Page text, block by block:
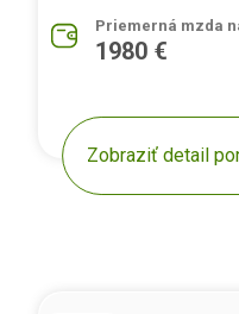
Priemerná mzda
1980 €
Zobraziť detail